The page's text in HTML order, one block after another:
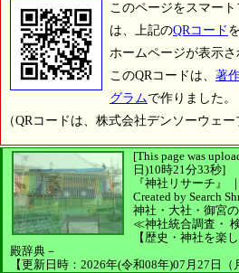
このページをスマー
は、上記のQRコード
ホームページが表示さ
このQRコードは、 著
グラムで作りました。
（QRコードは、株式会社デンソーウェー
[This page was
日)10時21分33秒]
『神社リサーチ』
Created by Search
神社・大社・御宮の
≪神社統合調査・
【歴史・神社を楽し
殿辞典－
【更新日時：2026年(令和08年)07月27日（